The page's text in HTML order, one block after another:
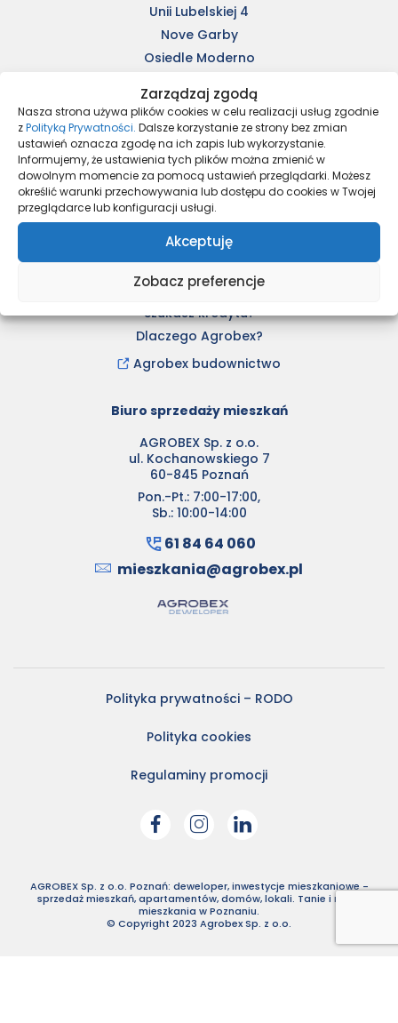
Zarządzaj zgodą
Nasza strona używa plików cookies w celu realizacji usług zgodnie
zPolityką Prywatności. Dalsze korzystanie ze strony bez zmian
ustawień oznacza zgodę na ich zapis lub wykorzystanie.
Informujemy, że ustawienia tych plików można zmienić w
dowolnym momencie za pomocą ustawień przeglądarki. Możesz
określić warunki przechowywania lub dostępu do cookies w Twojej
przeglądarce lub konfiguracji usługi.
Akceptuję
Zobacz preferencje
Unii Lubelskiej 4
Nove Garby
Osiedle Moderno
Kleszczewo Park
Nowe Pobiedziska 2
Osiedle Tkacka – stare
Aktualności
Kupimy grunty
CSR
Dla klienta
Wykończenie pod klucz
Szukasz kredytu?
Dlaczego Agrobex?
Agrobex budownictwo
Biuro sprzedaży mieszkań
AGROBEX Sp. z o.o.
ul. Kochanowskiego 7
60-845 Poznań
Pon.-Pt.: 7:00-17:00,
Sb.: 10:00-14:00
61 84 64 060
mieszkania@agrobex.pl
Polityka prywatności – RODO
Polityka cookies
Regulaminy promocji
AGROBEX Sp. z o.o. Poznań: deweloper, inwestycje mieszkaniowe -
sprzedaż mieszkań, apartamentów, domów, lokali. Tanie i nowe
mieszkania w Poznaniu.
© Copyright 2023 Agrobex Sp. z o.o.